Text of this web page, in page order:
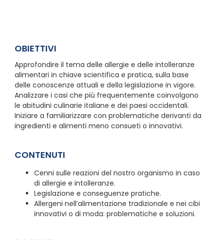
OBIETTIVI
Approfondire il tema delle allergie e delle intolleranze
alimentari in chiave scientifica e pratica, sulla base
delle conoscenze attuali e della legislazione in vigore.
Analizzare i casi che più frequentemente coinvolgono
le abitudini culinarie italiane e dei paesi occidentali.
Iniziare a familiarizzare con problematiche derivanti da
ingredienti e alimenti meno consueti o innovativi.
CONTENUTI
Cenni sulle reazioni del nostro organismo in caso
di allergie e intolleranze.
Legislazione e conseguenze pratiche.
Allergeni nell’alimentazione tradizionale e nei cibi
innovativi o di moda: problematiche e soluzioni.